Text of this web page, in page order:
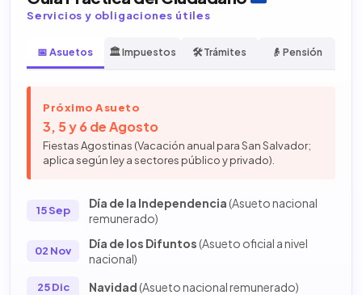
Servicios y obligaciones útiles
📅 Asuetos 🏛️ Impuestos 🛠️ Trámites 👴 Pensión
Próximo Asueto
3, 5 y 6 de Agosto
Fiestas Agostinas (Vacación anual para San Salvador;
aplica según ley a sectores público y privado).
15 Sep
Día de la Independencia(Asueto nacional
remunerado)
02 Nov
Día de los Difuntos(Asueto oficial a nivel
nacional)
25 Dic Navidad(Asueto nacional remunerado)